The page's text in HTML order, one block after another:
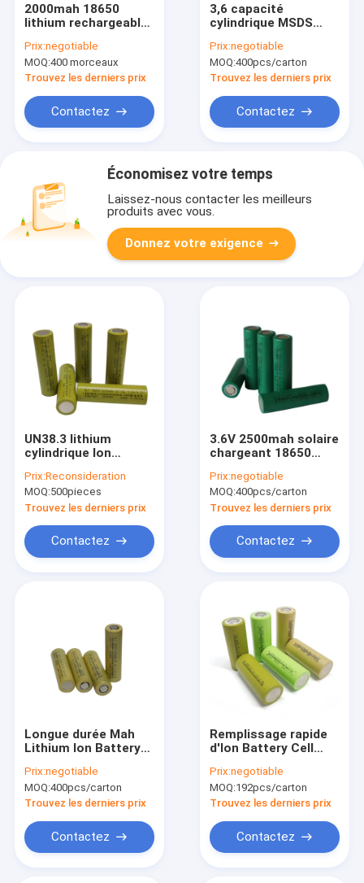
2000mah 18650
lithium rechargeable
débit de 500 fois
Prix:negotiable
MOQ:400 morceaux
Trouvez les derniers prix
Contactez
3,6 capacité
cylindrique MSDS
Rechargeable High de
lithium de volt
2600mah
Prix:negotiable
MOQ:400pcs/carton
Trouvez les derniers prix
Contactez
Économisez votre temps
Laissez-nous contacter les meilleurs
produits avec vous.
Donnez votre exigence
UN38.3 lithium
cylindrique Ion
18650 de la batterie
3.6V de cellules du
haut débit 18650
Prix:Reconsideration
MOQ:500pieces
Trouvez les derniers prix
Contactez
3.6V 2500mah solaire
chargeant 18650
rechargeables
élevées de la
capacité D.C.A. de
cellules
Prix:negotiable
MOQ:400pcs/carton
Trouvez les derniers prix
Contactez
Longue durée Mah
Lithium Ion Battery
0.5C pour
l'électronique
domestique
Prix:negotiable
MOQ:400pcs/carton
Trouvez les derniers prix
Contactez
Remplissage rapide
d'Ion Battery Cell
du véhicule
électrique 3.6v 26650
Prix:negotiable
MOQ:192pcs/carton
Trouvez les derniers prix
Contactez